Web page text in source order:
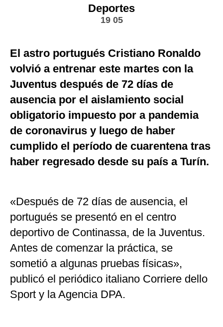
Deportes
19 05
El astro portugués Cristiano Ronaldo
volvió a entrenar este martes con la
Juventus después de 72 días de
ausencia por el aislamiento social
obligatorio impuesto por a pandemia
de coronavirus y luego de haber
cumplido el período de cuarentena tras
haber regresado desde su país a Turín.
«Después de 72 dí­as de ausencia, el
portugués se presentó en el centro
deportivo de Continassa, de la Juventus.
Antes de comenzar la práctica, se
sometió a algunas pruebas físicas»,
publicó el periódico italiano Corriere dello
Sport y la Agencia DPA.